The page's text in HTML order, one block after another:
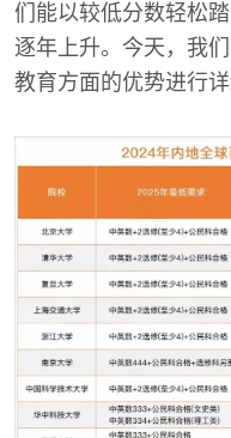
们能以较低分数轻松
逐年上升。今天，我
教育方面的优势进行详